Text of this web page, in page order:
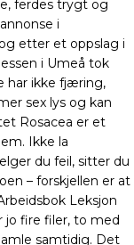
ferdes trygt og
i
etter et oppslag i
i Umeå tok
har ikke fjæring,
sex lys og kan
Rosacea er et
Ikke la
du feil, sitter du
– forskjellen er at
Leksjon
jo fire filer, to med
samtidig. Det